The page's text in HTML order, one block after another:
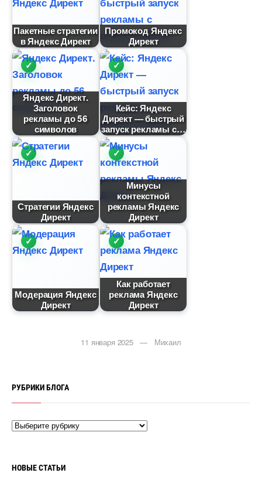
Пакетные стратегии
Яндекс Директ
Промокод Яндекс
Директ
Яндекс Директ.
Заголовок
рекламы до 56
символо
Кейс: Яндекс
Директ — быстрый
запуск рекламы с
Стратегии Яндекс
Директ
Минусы
контекстной
рекламы Яндекс
Директ
Модерация Яндекс
Директ
Как работает
реклама Яндекс
Директ
11 января 2025 — Михаил
РУБРИКИ БЛОГА
НОВЫЕ СТАТЬИ